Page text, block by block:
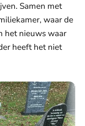
Samen met
waar de
het nieuws waar
heeft het niet